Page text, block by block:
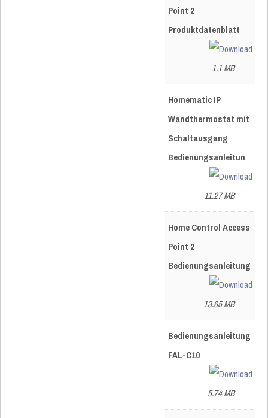
Point 2
Produktdatenblatt
1.1 MB
Homematic IP
Wandthermostat mit
Schaltausgang
Bedienungsanleitun
11.27 MB
Home Control Access
Point 2
Bedienungsanleitung
13.65 MB
Bedienungsanleitung
FAL-C10
5.74 MB